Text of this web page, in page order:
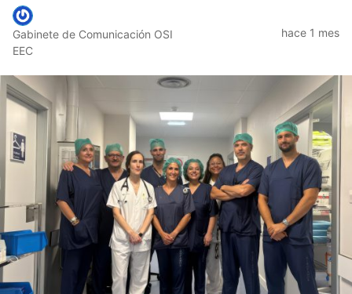
Gabinete de Comunicación OSI
EEC
hace 1 mes